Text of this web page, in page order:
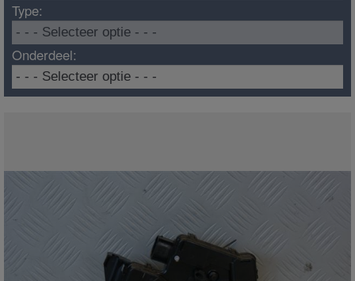
Type:
Onderdeel: